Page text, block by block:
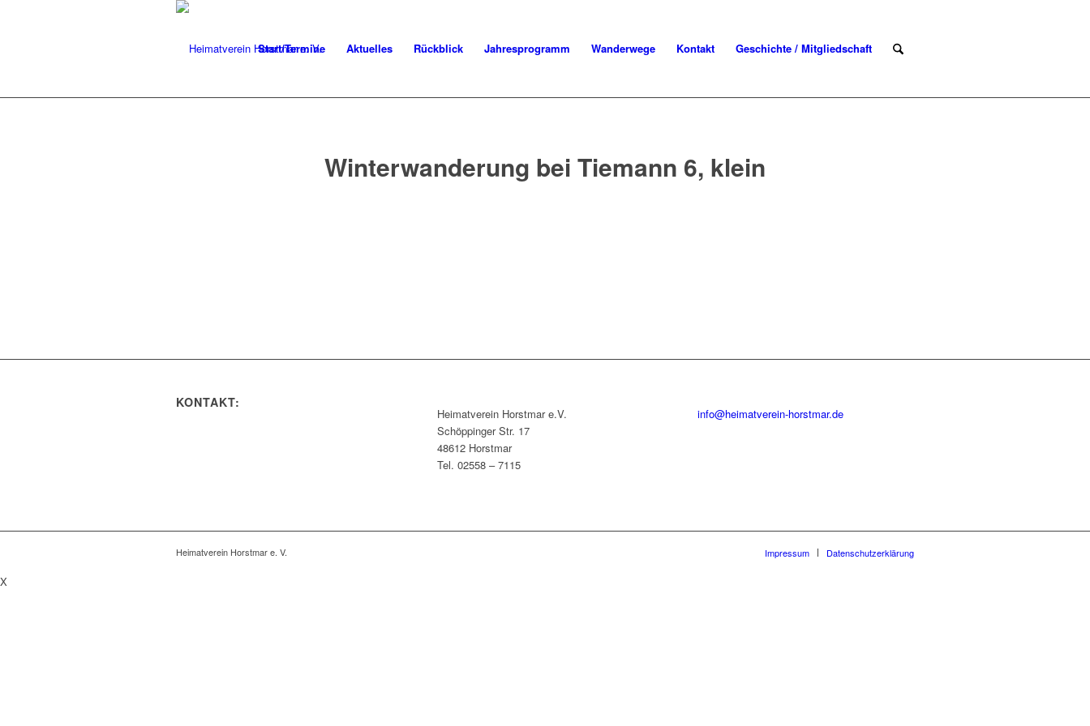
Start/Termine Aktuelles Rückblick Jahresprogramm Wanderwege Kontakt Geschichte / Mitgliedschaft
Winterwanderung bei Tiemann 6, klein
KONTAKT:
Heimatverein Horstmar e.V.
Schöppinger Str. 17
48612 Horstmar
Tel. 02558 – 7115
info@heimatverein-horstmar.de
Heimatverein Horstmar e. V. Impressum Datenschutzerklärung
X